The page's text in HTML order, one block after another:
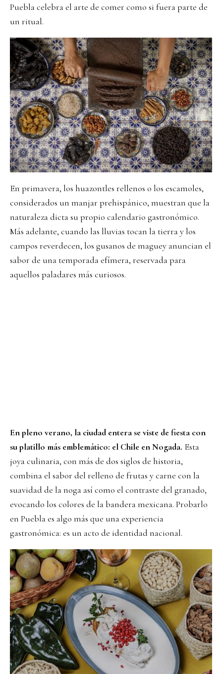
Puebla celebra el arte de comer como si fuera parte de
un ritual.
En primavera, los huazontles rellenos o los escamoles,
considerados un manjar prehispánico, muestran que la
naturaleza dicta su propio calendario gastronómico.
Más adelante, cuando las lluvias tocan la tierra y los
campos reverdecen, los gusanos de maguey anuncian el
sabor de una temporada efímera, reservada para
aquellos paladares más curiosos.
En pleno verano, la ciudad entera se viste de fiesta con
su platillo más emblemático: el Chile en Nogada. Esta
joya culinaria, con más de dos siglos de historia,
combina el sabor del relleno de frutas y carne con la
suavidad de la noga así como el contraste del granado,
evocando los colores de la bandera mexicana. Probarlo
en Puebla es algo más que una experiencia
gastronómica: es un acto de identidad nacional.